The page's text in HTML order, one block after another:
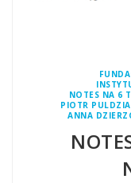
NOTES NA 6
PIOTR
ANNA